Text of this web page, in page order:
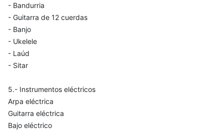
- Bandurria
- Guitarra de 12 cuerdas
- Banjo
- Ukelele
- Laúd
- Sitar
5.- Instrumentos eléctricos
Arpa eléctrica
Guitarra eléctrica
Bajo eléctrico